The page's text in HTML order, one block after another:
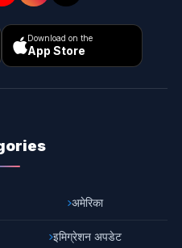
Download on the
App Store
अमेरिका
इमिग्रेशन अपडेट